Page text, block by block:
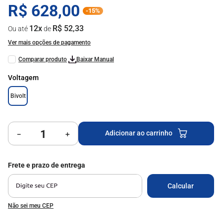
R$ 628,00 -15%
Ou até 12xde R$ 52,33
Ver mais opções de pagamento
Baixar Manual
Voltagem
Bivolt
＋
－ Adicionar ao carrinho
Não sei meu CEP
8º agile up
9º mesa vidro
10º milão